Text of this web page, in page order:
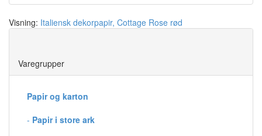
Visning: Italiensk dekorpapir, Cottage Rose rød
Varegrupper
Papir og karton
- Papir i store ark